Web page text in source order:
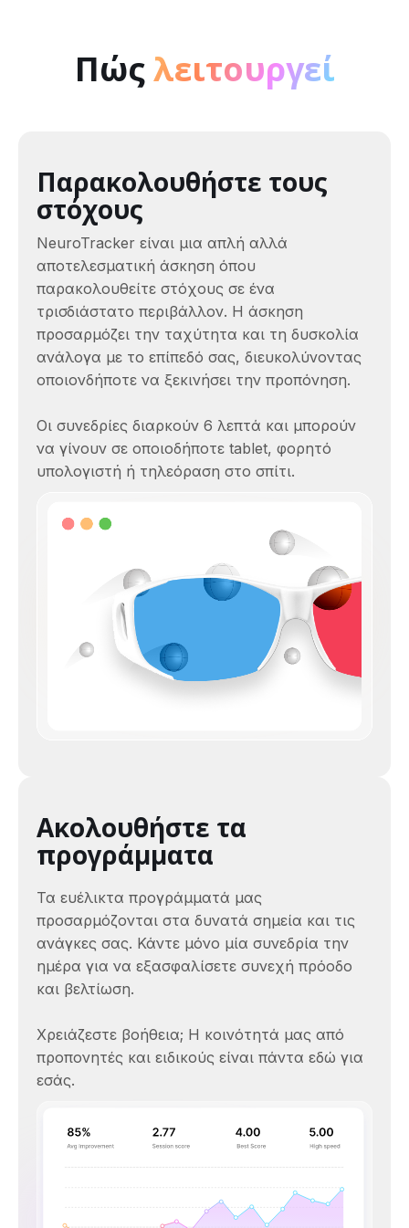
Πώςλειτουργεί
Παρακολουθήστε τους
στόχους
NeuroTracker είναι μια απλή αλλά
αποτελεσματική άσκηση όπου
παρακολουθείτε στόχους σε ένα
τρισδιάστατο περιβάλλον. Η άσκηση
προσαρμόζει την ταχύτητα και τη δυσκολία
ανάλογα με το επίπεδό σας, διευκολύνοντας
οποιονδήποτε να ξεκινήσει την προπόνηση.
Οι συνεδρίες διαρκούν 6 λεπτά και μπορούν
να γίνουν σε οποιοδήποτε tablet, φορητό
υπολογιστή ή τηλεόραση στο σπίτι.
Ακολουθήστε τα
προγράμματα
Τα ευέλικτα προγράμματά μας
προσαρμόζονται στα δυνατά σημεία και τις
ανάγκες σας. Κάντε μόνο μία συνεδρία την
ημέρα για να εξασφαλίσετε συνεχή πρόοδο
και βελτίωση.
Χρειάζεστε βοήθεια; Η κοινότητά μας από
προπονητές και ειδικούς είναι πάντα εδώ για
εσάς.